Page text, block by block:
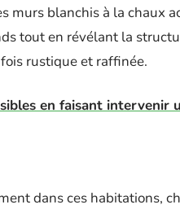
murs blanchis à la chaux
tout en révélant la
rustique et raffinée.
en faisant intervenir
dans ces habitations,